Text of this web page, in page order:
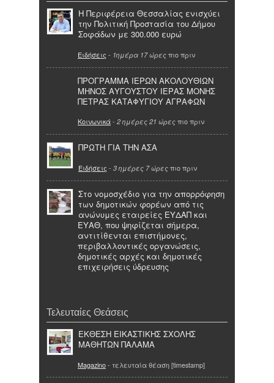
Η Περιφέρεια Θεσσαλίας ενισχύει
την Πολιτική Προστασία του Δήμου
Σοφάδων με 300.000 ευρώ
Ειδήσεις - 1ημέρα 17 ώρες πιο πριν
ΠΡΟΓΡΑΜΜΑ ΙΕΡΩΝ ΑΚΟΛΟΥΘΙΩΝ
ΜΗΝΟΣ ΑΥΓΟΥΣΤΟΥ ΙΕΡΑΣ ΜΟΝΗΣ
ΠΕΤΡΑΣ ΚΑΤΑΦΥΓΙΟΥ ΑΓΡΑΦΩΝ
Κοινωνικά- 2 ημέρες 21 ώρες πιο πριν
ΠΡΩΤΗ ΓΙΑ ΤΗΝ ΑΣΑ
Ειδήσεις - 3 ημέρες 7 ώρες πιο πριν
Στο νομοσχέδιο για την απορρόφηση
των δημοτικών φορέων από τις
ανώνυμες εταιρείες ΕΥΔΑΠ και
ΕΥΑΘ, που ψηφίζεται σήμερα,
αντιτίθενται επιστήμονες,
περιβαλλοντικές οργανώσεις,
δημοτικές αρχές και δημοτικές
επιχειρήσεις ύδρευσης
Τελευταίες Θεάσεις
ΕΚΘΕΣΗ ΕΙΚΑΣΤΙΚΗΣ ΣΧΟΛΗΣ
ΜΑΘΗΤΩΝ ΠΑΛΑΜΑ
Magazino- τελευταία θέαση [timestamp]